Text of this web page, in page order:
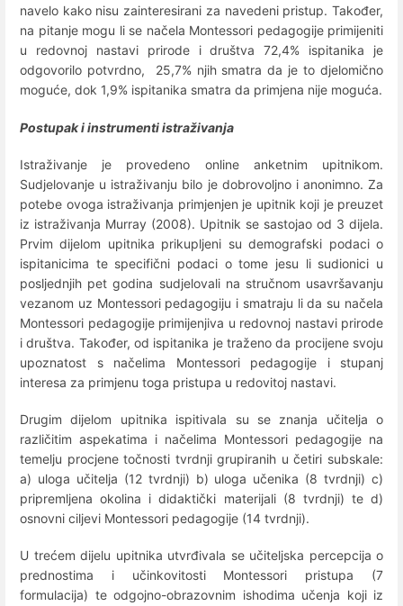
navelo kako nisu zainteresirani za navedeni pristup. Također,
na pitanje mogu li se načela Montessori pedagogije primijeniti
u redovnoj nastavi prirode i društva 72,4% ispitanika je
odgovorilo potvrdno, 25,7% njih smatra da je to djelomično
moguće, dok 1,9% ispitanika smatra da primjena nije moguća.
Postupak i instrumenti istraživanja
Istraživanje je provedeno online anketnim upitnikom.
Sudjelovanje u istraživanju bilo je dobrovoljno i anonimno. Za
potebe ovoga istraživanja primjenjen je upitnik koji je preuzet
iz istraživanja Murray (2008). Upitnik se sastojao od 3 dijela.
Prvim dijelom upitnika prikupljeni su demografski podaci o
ispitanicima te specifični podaci o tome jesu li sudionici u
posljednjih pet godina sudjelovali na stručnom usavršavanju
vezanom uz Montessori pedagogiju i smatraju li da su načela
Montessori pedagogije primijenjiva u redovnoj nastavi prirode
i društva. Također, od ispitanika je traženo da procijene svoju
upoznatost s načelima Montessori pedagogije i stupanj
interesa za primjenu toga pristupa u redovitoj nastavi.
Drugim dijelom upitnika ispitivala su se znanja učitelja o
različitim aspekatima i načelima Montessori pedagogije na
temelju procjene točnosti tvrdnji grupiranih u četiri subskale:
a) uloga učitelja (12 tvrdnji) b) uloga učenika (8 tvrdnji) c)
pripremljena okolina i didaktički materijali (8 tvrdnji) te d)
osnovni ciljevi Montessori pedagogije (14 tvrdnji).
U trećem dijelu upitnika utvrđivala se učiteljska percepcija o
prednostima i učinkovitosti Montessori pristupa (7
formulacija) te odgojno-obrazovnim ishodima učenja koji iz